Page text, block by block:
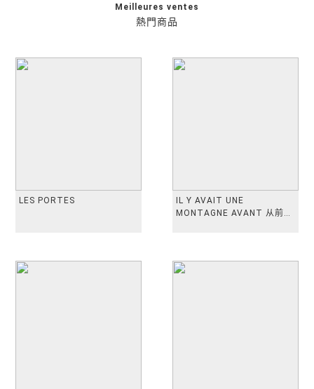
熱門商品
Meilleures ventes
LES PORTES
IL Y AVAIT UNE
MONTAGNE AVANT 从前有